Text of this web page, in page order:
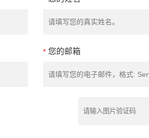
* 您的邮箱